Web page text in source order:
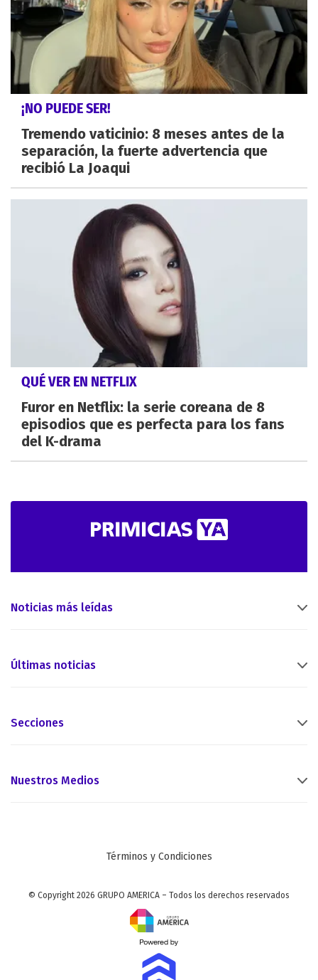
¡NO PUEDE SER!
Tremendo vaticinio: 8 meses antes de la
separación, la fuerte advertencia que
recibió La Joaqui
QUÉ VER EN NETFLIX
Furor en Netflix: la serie coreana de 8
episodios que es perfecta para los fans
del K-drama
Noticias más leídas
Últimas noticias
Secciones
Nuestros Medios
Términos y Condiciones
© Copyright 2026 GRUPO AMERICA – Todos los derechos reservados